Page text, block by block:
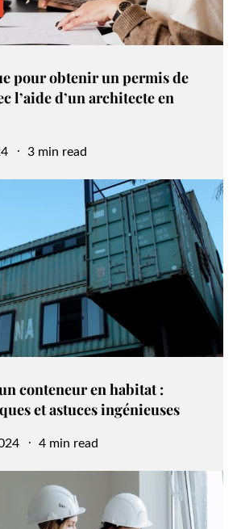
pour obtenir un permis de
l’aide d’un architecte en
3 min read
conteneur en habitat :
et astuces ingénieuses
4 min read